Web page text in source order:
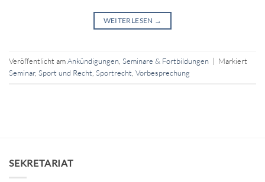
WEITERLESEN →
Veröffentlicht amAnkündigungen Seminare & Fortbildungen | Markiert
Seminar, Sport und Recht Sportrecht Vorbesprechung
SEKRETARIAT